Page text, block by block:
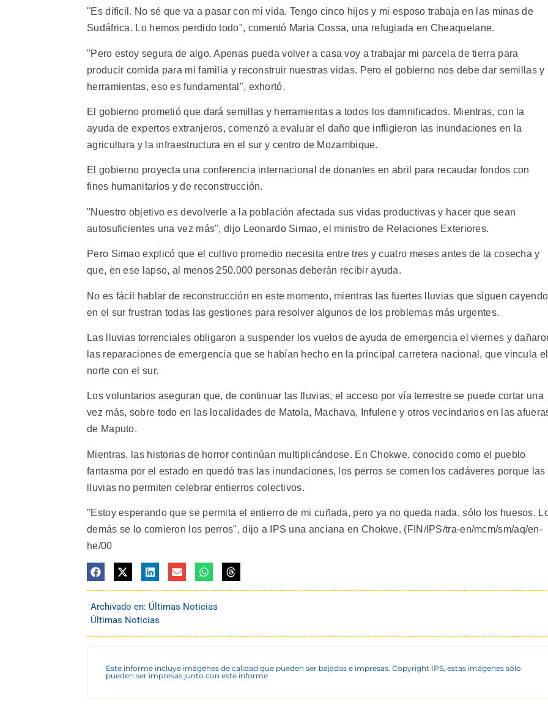
"Es difícil. No sé que va a pasar con mi vida. Tengo cinco hijos y mi esposo trabaja en las minas de
Sudáfrica. Lo hemos perdido todo", comentó Maria Cossa, una refugiada en Cheaquelane.
"Pero estoy segura de algo. Apenas pueda volver a casa voy a trabajar mi parcela de tierra para
producir comida para mi familia y reconstruir nuestras vidas. Pero el gobierno nos debe dar semillas y
herramientas, eso es fundamental", exhortó.
El gobierno prometió que dará semillas y herramientas a todos los damnificados. Mientras, con la
ayuda de expertos extranjeros, comenzó a evaluar el daño que infligieron las inundaciones en la
agricultura y la infraestructura en el sur y centro de Mozambique.
El gobierno proyecta una conferencia internacional de donantes en abril para recaudar fondos con
fines humanitarios y de reconstrucción.
"Nuestro objetivo es devolverle a la población afectada sus vidas productivas y hacer que sean
autosuficientes una vez más", dijo Leonardo Simao, el ministro de Relaciones Exteriores.
Pero Simao explicó que el cultivo promedio necesita entre tres y cuatro meses antes de la cosecha y
que, en ese lapso, al menos 250.000 personas deberán recibir ayuda.
No es fácil hablar de reconstrucción en este momento, mientras las fuertes lluvias que siguen cayendo
en el sur frustran todas las gestiones para resolver algunos de los problemas más urgentes.
Las lluvias torrenciales obligaron a suspender los vuelos de ayuda de emergencia el viernes y
las reparaciones de emergencia que se habían hecho en la principal carretera nacional, que vincula el
norte con el sur.
Los voluntarios aseguran que, de continuar las lluvias, el acceso por vía terrestre se puede cortar una
vez más, sobre todo en las localidades de Matola, Machava, Infulene y otros vecindarios en las
de Maputo.
Mientras, las historias de horror continúan multiplicándose. En Chokwe, conocido como el pueblo
fantasma por el estado en quedó tras las inundaciones, los perros se comen los cadáveres porque las
lluvias no permiten celebrar entierros colectivos.
"Estoy esperando que se permita el entierro de mi cuñada, pero ya no queda nada, sólo los huesos.
demás se lo comieron los perros", dijo a IPS una anciana en Chokwe. (FIN/IPS/tra-en/mcm/sm/aq/en-
he/00
Archivado en: Últimas Noticias
Últimas Noticias
Este informe incluye imágenes de calidad que pueden ser bajadas e impresas. Copyright IPS, estas imágenes sólo
pueden ser impresas junto con este informe